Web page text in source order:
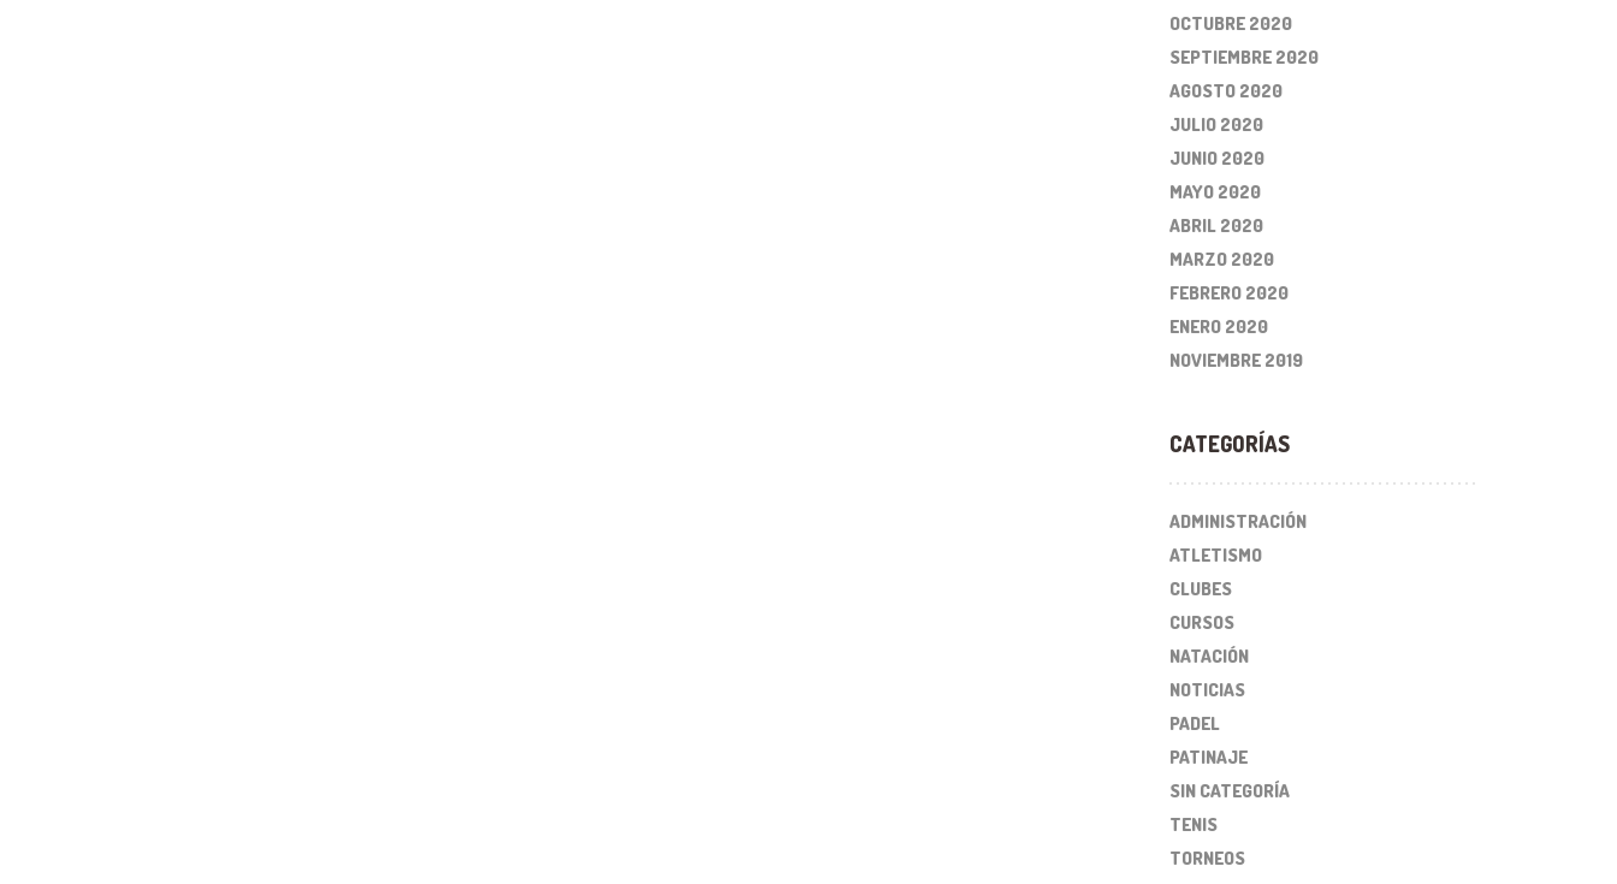
OCTUBRE 2020
SEPTIEMBRE 2020
AGOSTO 2020
JULIO 2020
JUNIO 2020
MAYO 2020
ABRIL 2020
MARZO 2020
FEBRERO 2020
ENERO 2020
NOVIEMBRE 2019
CATEGORÍAS
ADMINISTRACIÓN
ATLETISMO
CLUBES
CURSOS
NATACIÓN
NOTICIAS
PADEL
PATINAJE
SIN CATEGORÍA
TENIS
TORNEOS